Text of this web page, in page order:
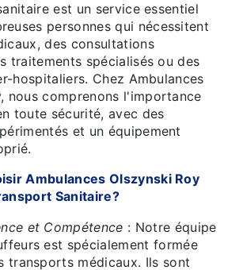
est un service essentiel
personnes qui nécessitent
des consultations
traitements spécialisés ou des
hospitaliers. Chez Ambulances
nous comprenons l'importance
toute sécurité, avec des
et un équipement
Ambulances Olszynski Roy
Sanitaire?
et Compétence : Notre équipe
est spécialement formée
transports médicaux. Ils sont